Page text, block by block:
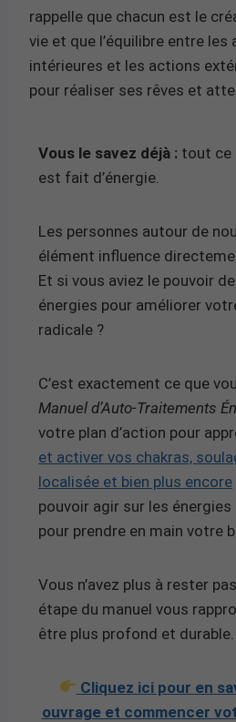
rappelle que chacun est le
vie et que l’équilibre entre les
intérieures et les actions
pour réaliser ses rêves et
Vous le savez déjà : tout ce
est fait d’énergie.
Les personnes autour de
élément influence
Et si vous aviez le pouvoir
énergies pour améliorer
radicale ?
C’est exactement ce que
Manuel d’Auto-Traitements
votre plan d’action pour
et activer vos chakras,
localisée et bien plus encore
pouvoir agir sur les
pour prendre en main votre
Vous n’avez plus à rester
étape du manuel vous
être plus profond et durable.
Cliquez ici pour en
ouvrage et commencer